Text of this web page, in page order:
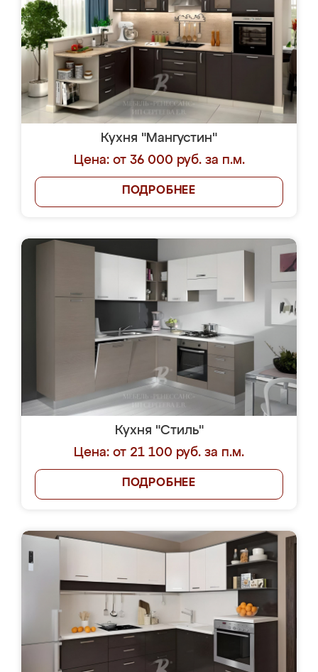
Кухня "Мангустин"
Цена: от 36 000 руб. за п.м.
ПОДРОБНЕЕ
Кухня "Стиль"
Цена: от 21 100 руб. за п.м.
ПОДРОБНЕЕ